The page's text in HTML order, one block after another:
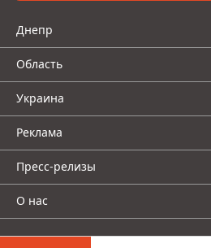
Днепр
Область
Украина
Реклама
Пресс-релизы
О нас